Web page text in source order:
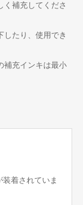
く補充してくださ
したり、使用でき
補充インキは最小
着されていま